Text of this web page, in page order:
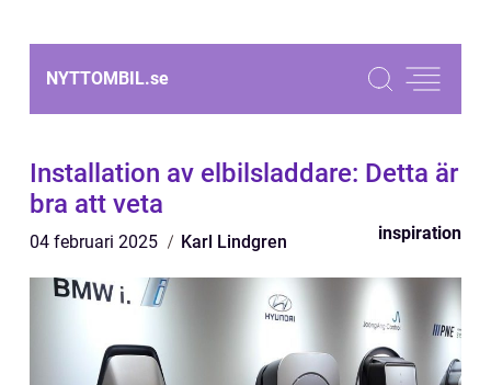
NYTTOMBIL.se
Installation av elbilsladdare: Detta är
bra att veta
04 februari 2025 Karl Lindgren inspiration